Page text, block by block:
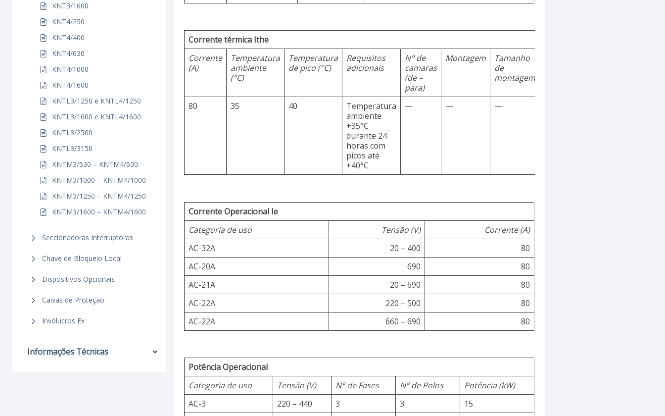
KNT3/1600
KNT4/250
KNT4/400
KNT4/630
KNT4/1000
KNT4/1600
KNTL3/1250 e KNTL4/1250
KNTL3/1600 e KNTL4/1600
KNTL3/2500
KNTL3/3150
KNTM3/630 – KNTM4/630
KNTM3/1000 – KNTM4/1000
KNTM3/1250 – KNTM4/1250
KNTM3/1600 – KNTM4/1600
Seccionadoras Interruptoras
Chave de Bloqueio Local
Dispositivos Opcionais
Caixas de Proteção
Invólucros Ex
Informações Técnicas
Corrente térmica Ithe
Corrente
(A)
Temperatura
ambiente
(°C)
Temperatura
de pico (°C)
Requisitos
adicionais
N° de
camaras
(de –
para)
Montagem
Tamanho
de
montagem
80 35 40
Temperatura
ambiente
+35°C
durante 24
horas com
picos até
+40°C
— — —
Corrente Operacional Ie
Categoria de uso
Tensão (V)
Corrente (A)
AC-32A
20 – 400
80
AC-20A
690
80
AC-21A
20 – 690
80
AC-22A
220 – 500
80
AC-22A
660 – 690 80
Potência Operacional
Categoria de uso
Tensão (V) N° de Fases N° de Polos
Potência (kW)
AC-3
220 – 440 3 3
15